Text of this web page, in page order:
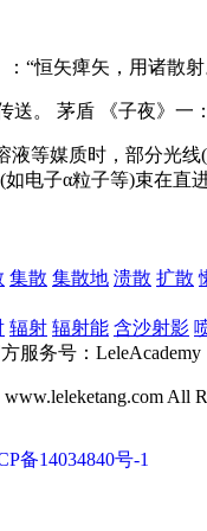
：“恒矢痺矢，用诸散
送。 茅盾 《子夜》
液等媒质时，部分光
电子α粒子等)束在直
集散 集散地 溃散 扩散
辐射 辐射能 含沙射影
服务号：
All
备14034840号-1